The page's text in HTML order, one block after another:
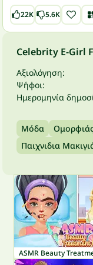
22K 5.6K
Celebrity E-Girl
Αξιολόγηση:
Ψήφοι:
Ημερομηνία
Μόδα
Παιχνιδια
ASMR Beauty